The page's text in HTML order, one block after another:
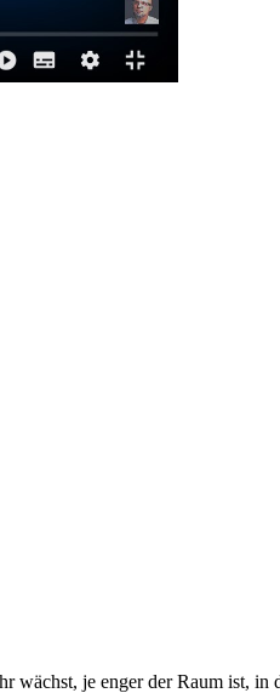
wächst, je enger der Raum ist, in